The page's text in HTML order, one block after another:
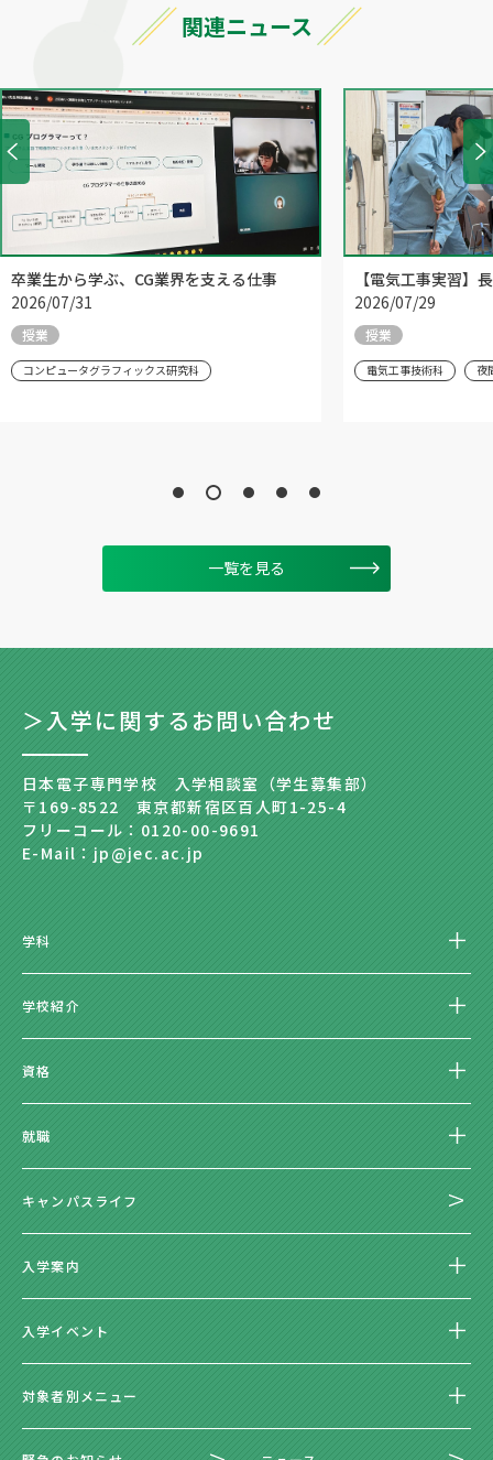
関連ニュース
卒業生から学ぶ、CG業界を支える仕事
2026/07/31
授業
コンピュータグラフィックス研究科
【電気工事実習】
2026/07/29
授業
電気工事技術科 夜
一覧を見る
＞入学に関するお問い合わせ
日本電子専門学校 入学相談室（学生募集部）
〒169-8522 東京都新宿区百人町1-25-4
フリーコール：0120-00-9691
E-Mail：jp@jec.ac.jp
学科
学校紹介
資格
就職
キャンパスライフ
入学案内
入学イベント
対象者別メニュー